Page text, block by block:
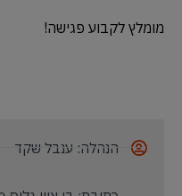
מומלץ לקבוע פגישה!
הנהלה: ענבל שקד